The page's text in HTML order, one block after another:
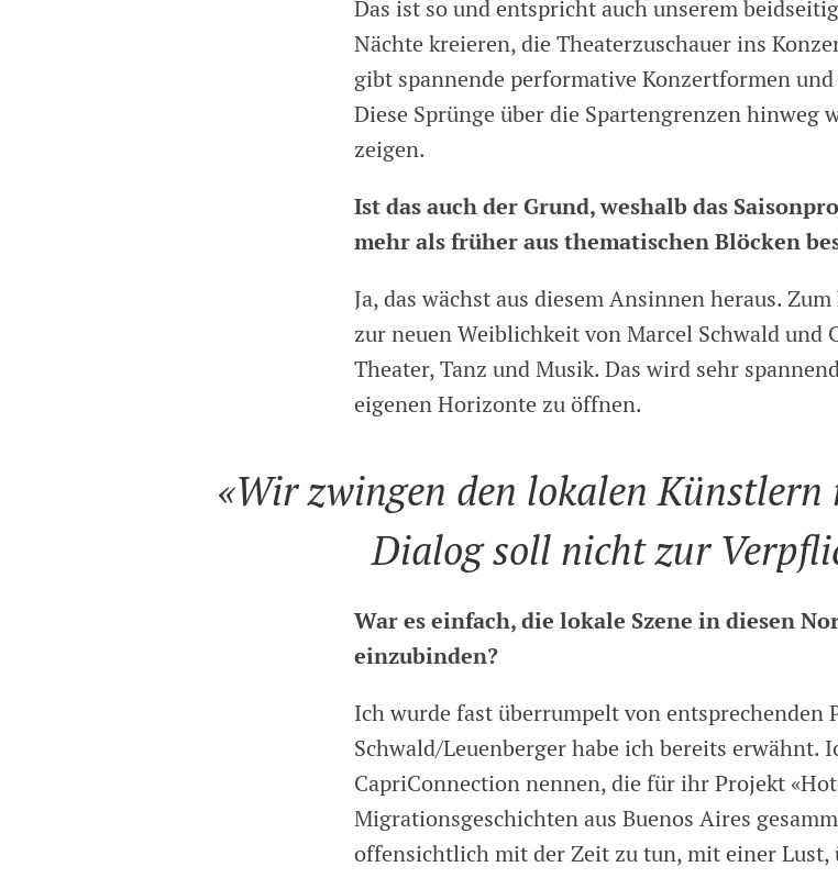
Das ist so und entspricht auch unserem
Nächte kreieren, die Theaterzuschauer ins
gibt spannende performative Konzertformen
Diese Sprünge über die Spartengrenzen hinweg
zeigen.
Ist das auch der Grund, weshalb das
mehr als früher aus thematischen Blöcken
Ja, das wächst aus diesem Ansinnen heraus.
zur neuen Weiblichkeit von Marcel Schwald und
Theater, Tanz und Musik. Das wird sehr
eigenen Horizonte zu öffnen.
«Wir zwingen den lokalen
Dialog soll nicht zur
War es einfach, die lokale Szene in diesen
einzubinden?
Ich wurde fast überrumpelt von entsprechenden
Schwald/Leuenberger habe ich bereits erwähnt.
CapriConnection nennen, die für ihr Projekt
Migrationsgeschichten aus Buenos Aires
offensichtlich mit der Zeit zu tun, mit einer Lust,